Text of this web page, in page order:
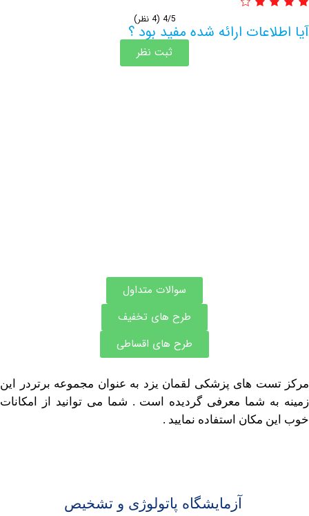
ارائه شده مفید بود ؟
ثبت نظر
سوالات متداول
طرح های تخفیف
طرح های اقساطی
های پزشکی لقمان یزد به عنوان مجموعه برتردر این
شما معرفی گردیده است . شما می توانید از امکانات
مکان استفاده نمایید .
آزمایشگاه پاتولوژی و تشخیص